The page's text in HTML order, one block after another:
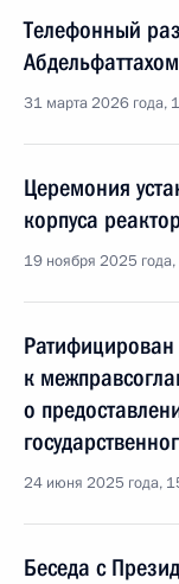
Телефонный
31 марта 2026 года,
Церемония
корпуса
19 ноября 2025
к
о
24 июня 2025 года,
Беседа с